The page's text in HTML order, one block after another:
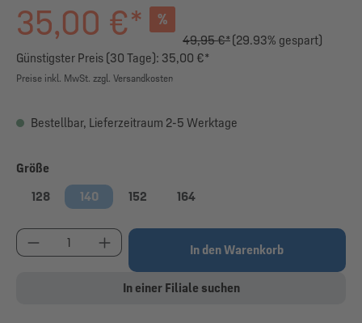
35,00 €* %
49,95 €*(29.93% gespart)
Günstigster Preis (30 Tage): 35,00 €*
Preise inkl. MwSt. zzgl. Versandkosten
Bestellbar, Lieferzeitraum 2-5 Werktage
Größe
128
140 152 164
Produkt Anzahl: Gib den gewünschten Wert ein
In den Warenkorb
In einer Filiale suchen